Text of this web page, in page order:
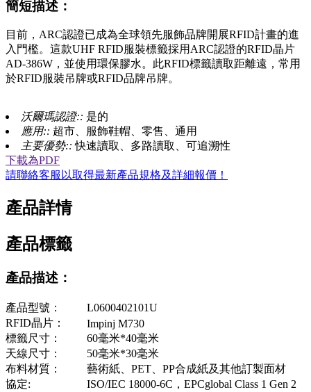
簡短描述：
目前，ARC認證已成為全球領先服飾品牌開展RFID計畫的進
入門檻。這款UHF RFID服裝標籤採用ARC認證的RFID晶片
AD-386W，並使用環保膠水。此RFID標籤讀取距離遠，常用
於RFID服裝吊牌或RFID品牌吊牌。
沃爾瑪認證:: 是的
應用:: 超市、服飾鞋帽、零售、通用
主要優勢::快速讀取、多路讀取、可追溯性
下載為PDF
請聯絡客服以取得最新產品規格及詳細報價！
產品詳情
產品標籤
產品描述：
產品型號：
L0600402101U
RFID晶片：
Impinj M730
標籤尺寸：
60毫米*40毫米
天線尺寸：
50毫米*30毫米
布料材質：
藝術紙、PET、PP合成紙及其他訂製面材
協定:
ISO/IEC 18000-6C，EPCglobal Class 1 Gen 2